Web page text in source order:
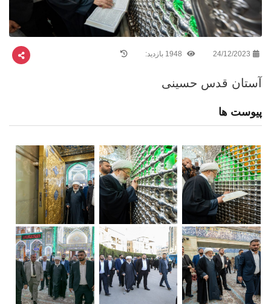
24/12/2023
آستان قدس حسینی
پیوست ها